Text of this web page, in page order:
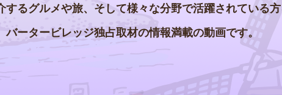
するグルメや旅、そして様々な分野で活躍されている
バータービレッジ独占取材の情報満載の動画です。